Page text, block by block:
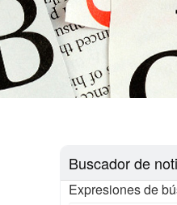
Buscador de
Expresiones de